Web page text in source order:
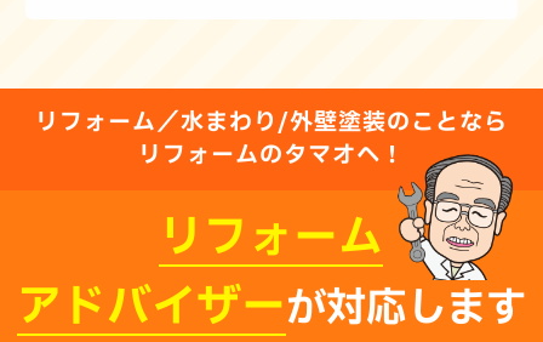
リフォーム／水まわり/外壁塗装のことなら
リフォームのタマオへ！
リフォーム
アドバイザーが対応します